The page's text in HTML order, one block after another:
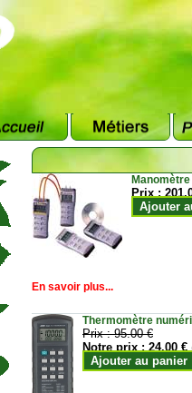
Prix :
Ajouter
En savoir plus...
Thermomètre
Prix :95.00 €
Notre prix :24.00 €
Ajouter au panier